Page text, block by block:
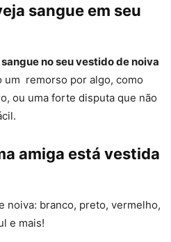
sangue em seu
sangue no seu vestido de noiva
um remorso por algo, como
ou uma forte disputa que não
amiga está vestida